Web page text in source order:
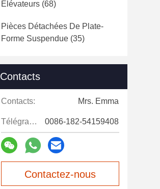
Élévateurs (68)
Pièces Détachées De Plate-
Forme Suspendue (35)
Contacts
Contacts: Mrs. Emma
Télégramme: 0086-182-54159408
Contactez-nous